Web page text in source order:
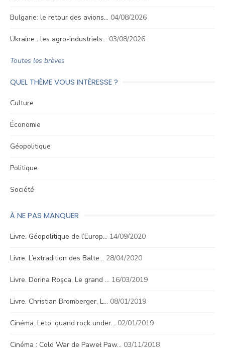
Bulgarie: le retour des avions… 04/08/2026
Ukraine : les agro-industriels… 03/08/2026
Toutes les brèves
QUEL THÈME VOUS INTÉRESSE ?
Culture
Économie
Géopolitique
Politique
Société
À NE PAS MANQUER
Livre. Géopolitique de l’Europ… 14/09/2020
Livre. L’extradition des Balte… 28/04/2020
Livre. Dorina Roşca, Le grand … 16/03/2019
Livre. Christian Bromberger, L… 08/01/2019
Cinéma. Leto, quand rock under… 02/01/2019
Cinéma : Cold War de Paweł Paw… 03/11/2018